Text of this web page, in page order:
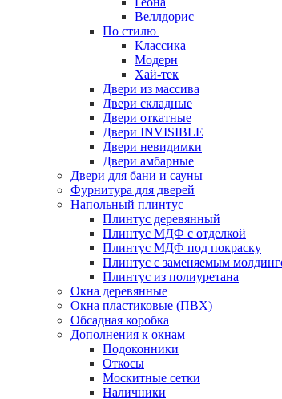
Веллдорис
По стилю
Классика
Модерн
Хай-тек
Двери из массива
Двери складные
Двери откатные
Двери INVISIBLE
Двери невидимки
Двери амбарные
Двери для бани и сауны
Фурнитура для дверей
Напольный плинтус
Плинтус деревянный
Плинтус МДФ с отделкой
Плинтус МДФ под покраску
Плинтус с заменяемым
Плинтус из полиуретана
Окна деревянные
Окна пластиковые (ПВХ)
Обсадная коробка
Дополнения к окнам
Подоконники
Откосы
Москитные сетки
Наличники